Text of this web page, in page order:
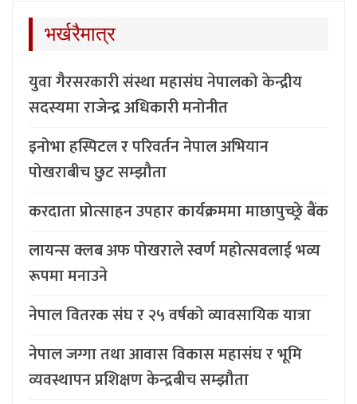
भर्खरैमात्र
युवा गैरसरकारी संस्था महासंघ नेपालको केन्द्रीय
सदस्यमा राजेन्द्र अधिकारी मनोनीत
इनोभा हस्पिटल र परिवर्तन नेपाल अभियान
पोखराबीच छुट सम्झौता
करदाता प्रोत्साहन उपहार कार्यक्रममा माछापुच्छ्र्रे बैंक
लायन्स क्लब अफ पोखराले स्वर्ण महोत्सवलाई भव्य
रूपमा मनाउने
नेपाल वितरक संघ र २५ वर्षको व्यावसायिक यात्रा
नेपाल जग्गा तथा आवास विकास महासंघ र भूमि
व्यवस्थापन प्रशिक्षण केन्द्रबीच सम्झौता